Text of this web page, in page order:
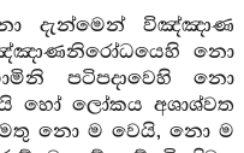
දැන්මෙන් විඤ්ඤාණ
නො
පටිපදාවෙහි නො
හෝ ලෝකය අශාශ්වත
මතු නො ම වෙයි, නො ම